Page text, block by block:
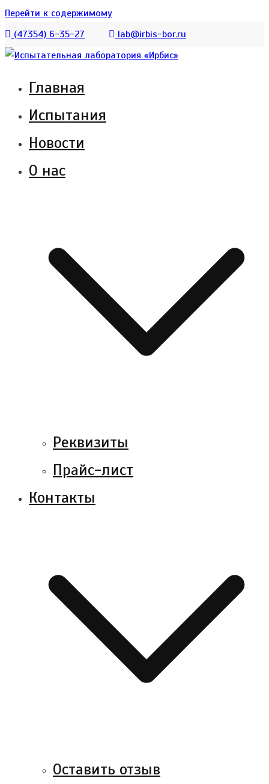
Перейти к содержимому
(47354) 6-35-27
lab@irbis-bor.ru
Испытательная лаборатория
«Ирбис»
Испытательная лаборатория АО «Ирбис»
создана для испытания котельного
оборудования и обеспечения полного
комплекса услуг по сертификации
Главная
Испытания
Новости
О нас
Реквизиты
Прайс-лист
Контакты
Оставить отзыв